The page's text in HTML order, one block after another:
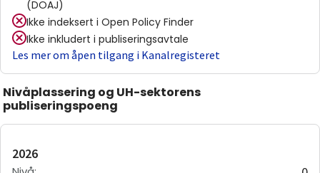
(DOAJ)
Ikke indeksert i Open Policy Finder
Ikke inkludert i publiseringsavtale
Les mer om åpen tilgang i Kanalregisteret
Nivåplassering og UH-sektorens
publiseringspoeng
2026